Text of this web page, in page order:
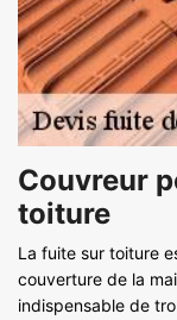
Couvreur
toiture
La fuite sur toiture
couverture de la
indispensable de